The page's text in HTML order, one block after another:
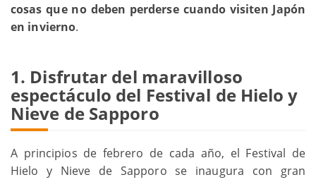
cosas que no deben perderse cuando visiten Japón
en invierno.
1. Disfrutar del maravilloso
espectáculo del Festival de Hielo y
Nieve de Sapporo
A principios de febrero de cada año, el Festival de
Hielo y Nieve de Sapporo se inaugura con gran